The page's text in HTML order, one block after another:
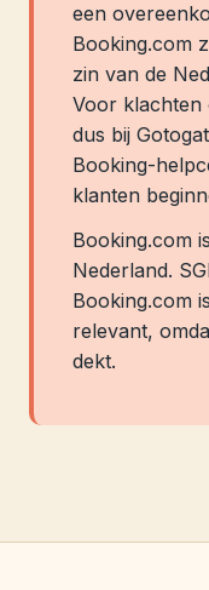
een
Booking.com
zin van de
Voor klachten
dus bij
Booking-
klanten
Booking.com
Nederland.
Booking.com
relevant,
dekt.